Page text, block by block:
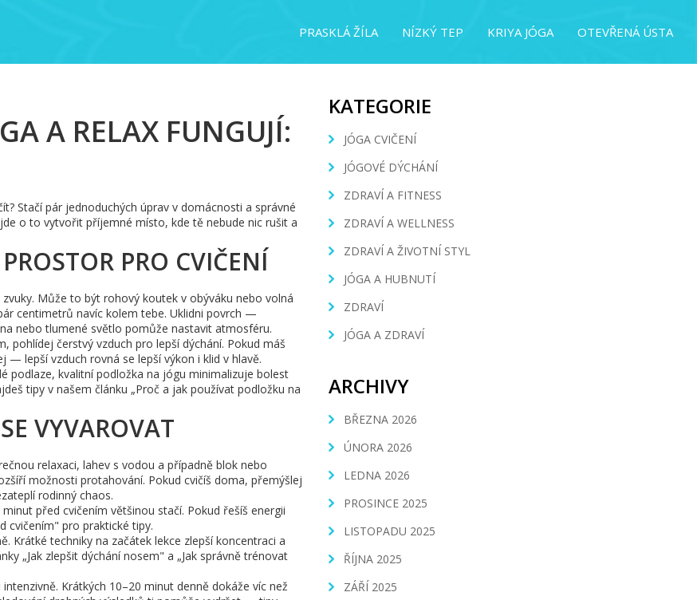
PRASKLÁ ŽÍLA NÍZKÝ TEP KRIYA JÓGA OTEVŘENÁ ÚSTA
A RELAX FUNGUJÍ:
Stačí pár jednoduchých úprav v domácnosti a správné
o to vytvořit příjemné místo, kde tě nebude nic rušit a
PRO CVIČENÍ
Může to být rohový koutek v obýváku nebo volná
centimetrů navíc kolem tebe. Uklidni povrch —
nebo tlumené světlo pomůže nastavit atmosféru.
pohlídej čerstvý vzduch pro lepší dýchání. Pokud máš
— lepší vzduch rovná se lepší výkon i klid v hlavě.
podlaze, kvalitní podložka na jógu minimalizuje bolest
tipy v našem článku „Proč a jak používat podložku na
VYVAROVAT
relaxaci, lahev s vodou a případně blok nebo
možnosti protahování. Pokud cvičíš doma, přemýšlej
rodinný chaos.
před cvičením většinou stačí. Pokud řešíš energii
cvičením" pro praktické tipy.
Krátké techniky na začátek lekce zlepší koncentraci a
„Jak zlepšit dýchání nosem" a „Jak správně trénovat
Krátkých 10–20 minut denně dokáže víc než
KATEGORIE
JÓGA CVIČENÍ
JÓGOVÉ DÝCHÁNÍ
ZDRAVÍ A FITNESS
ZDRAVÍ A WELLNESS
ZDRAVÍ A ŽIVOTNÍ STYL
JÓGA A HUBNUTÍ
ZDRAVÍ
JÓGA A ZDRAVÍ
ARCHIVY
BŘEZNA 2026
ÚNORA 2026
LEDNA 2026
PROSINCE 2025
LISTOPADU 2025
ŘÍJNA 2025
ZÁŘÍ 2025